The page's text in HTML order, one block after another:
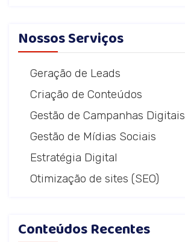
Nossos Serviços
Geração de Leads
Criação de Conteúdos
Gestão de Campanhas Digitais
Gestão de Mídias Sociais
Estratégia Digital
Otimização de sites (SEO)
Conteúdos Recentes